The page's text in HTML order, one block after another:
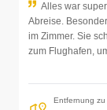
Alles war
Abreise.
im Zimmer. Sie
zum Flughafen,
Entfernung zu